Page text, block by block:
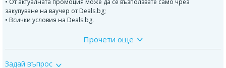
закупуване на ваучер от Deals.bg;
• Всички условия на Deals.bg.
професионалния печат. Изпълняват множество поръчки за
Прочети още
Задай въпрос